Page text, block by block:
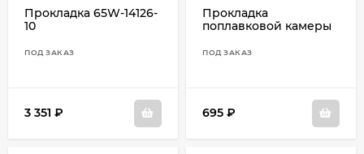
Прокладка 65W-14126-
10
ПОД ЗАКАЗ
3 351 ₽
Прокладка
поплавковой камеры
ПОД ЗАКАЗ
695 ₽